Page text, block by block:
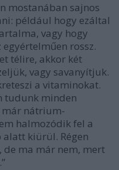
mostanában sajnos
például hogy ezáltal
vagy hogy
rossz.
télire, akkor két
vagy savanyítjuk.
a vitaminokat.
tudunk minden
már nátrium-
halmozódik fel a
alatt kiürül. Régen
de ma már nem, mert